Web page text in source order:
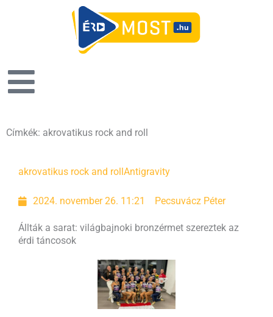
Címkék: akrovatikus rock and roll
akrovatikus rock and roll Antigravity
2024. november 26. 11:21 Pecsuvácz Péter
Állták a sarat: világbajnoki bronzérmet szereztek az
érdi táncosok